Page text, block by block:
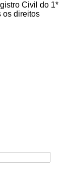
Civil do 1*
os direitos